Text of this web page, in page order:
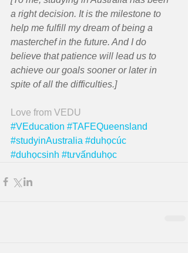
a right decision. It is the milestone to
help me fulfill my dream of being a
masterchef in the future. And I do
believe that patience will lead us to
achieve our goals sooner or later in
spite of all the difficulties.]
Love from VEDU
#VEducation #TAFEQueensland
#studyinAustralia #duhọcúc
#duhọcsinh #tưvấnduhọc